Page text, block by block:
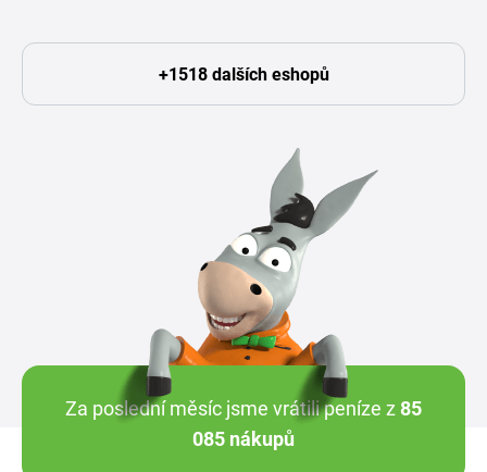
+1518 dalších eshopů
Za poslední měsíc jsme vrátili peníze z 85
085 nákupů